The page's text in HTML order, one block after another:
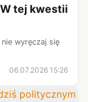
tej kwestii
wyręczaj się
06.07.2026 15:26